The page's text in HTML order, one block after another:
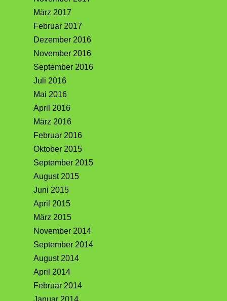
März 2017
Februar 2017
Dezember 2016
November 2016
September 2016
Juli 2016
Mai 2016
April 2016
März 2016
Februar 2016
Oktober 2015
September 2015
August 2015
Juni 2015
April 2015
März 2015
November 2014
September 2014
August 2014
April 2014
Februar 2014
Januar 2014